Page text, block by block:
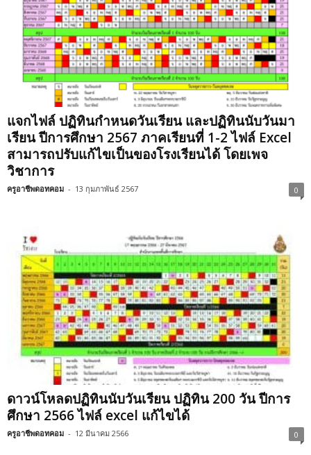
แจกไฟล์ ปฏิทินกำหนดวันเรียน และปฏิทินนับวันมา
เรียน ปีการศึกษา 2567 ภาคเรียนที่ 1-2 ไฟล์ Excel
สามารถปรับแก้ไขเป็นของโรงเรียนได้ โดยเพจ
วิชาการ
ครูอาชีพดอทคอม - 13 กุมภาพันธ์ 2567 0
ดาวน์โหลดปฏิทินนับวันเรียน ปฏิทิน 200 วัน ปีการ
ศึกษา 2566 ไฟล์ excel แก้ไขได้
ครูอาชีพดอทคอม - 12 มีนาคม 2566 0